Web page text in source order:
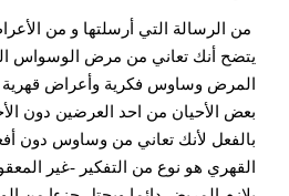
من الرسالة التي أرسلتها و من
يتضح أنك تعاني من مرض الوسواس
المرض وساوس فكرية وأعراض
بعض الأحيان من احد العرضين دون
بالفعل لأنك تعاني من وساوس دون
القهري هو نوع من التفكير -غير